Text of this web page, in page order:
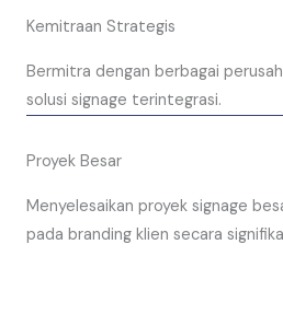
Kemitraan Strategis
Bermitra dengan berbagai
solusi signage terintegrasi.
Proyek Besar
Menyelesaikan proyek signage
pada branding klien secara